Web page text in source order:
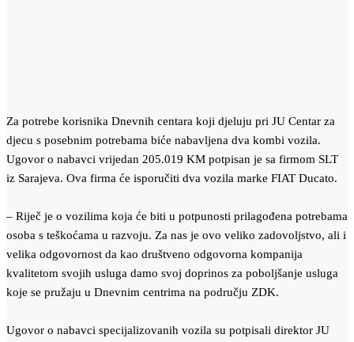
Za potrebe korisnika Dnevnih centara koji djeluju pri JU Centar za
djecu s posebnim potrebama biće nabavljena dva kombi vozila.
Ugovor o nabavci vrijedan 205.019 KM potpisan je sa firmom SLT
iz Sarajeva. Ova firma će isporučiti dva vozila marke FIAT Ducato.
– Riječ je o vozilima koja će biti u potpunosti prilagođena potrebama
osoba s teškoćama u razvoju. Za nas je ovo veliko zadovoljstvo, ali i
velika odgovornost da kao društveno odgovorna kompanija
kvalitetom svojih usluga damo svoj doprinos za poboljšanje usluga
koje se pružaju u Dnevnim centrima na području ZDK.
Ugovor o nabavci specijalizovanih vozila su potpisali direktor JU